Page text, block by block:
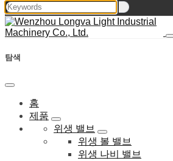
탐색
홈
제품
위생 밸브
위생 볼 밸브
위생 나비 밸브